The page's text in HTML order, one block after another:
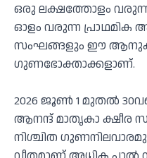
ഒരു ലക്ഷത്തോളം വരുന്ന
ഓളം വരുന്ന പ്രാഥമിക
സംഘങ്ങളും ഈ
ഗുണഭോക്താക്കളാണ്.
2026 ജൂണ്‍ 1 മുതല്‍
ആനന്ദ് മാതൃകാ ക്ഷീര
നിശ്ചിത